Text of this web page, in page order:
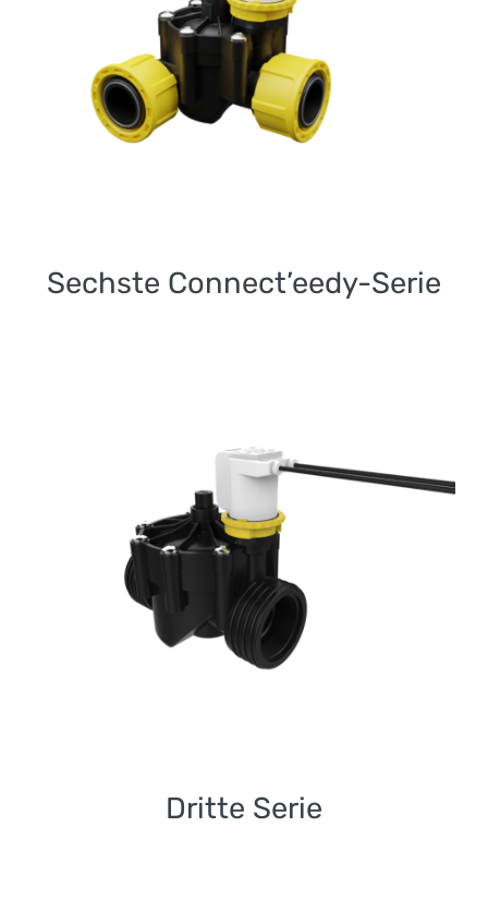
Sechste Connect’eedy-
Serie
Sechste Connect’eedy-Serie
Dritte Serie
Dritte Serie